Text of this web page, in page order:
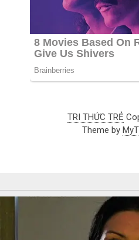
TRI THỨC TRẺ
Theme by